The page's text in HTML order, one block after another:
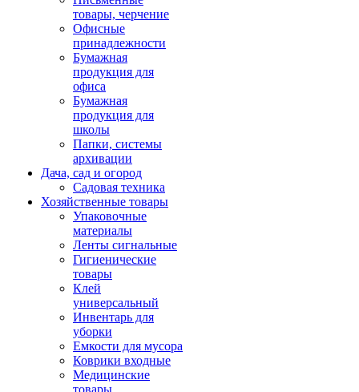
товары, черчение
Офисные
принадлежности
Бумажная
продукция для
офиса
Бумажная
продукция для
школы
Папки, системы
архивации
Дача, сад и огород
Садовая техника
Хозяйственные товары
Упаковочные
материалы
Ленты сигнальные
Гигиенические
товары
Клей
универсальный
Инвентарь для
уборки
Емкости для мусора
Коврики входные
Медицинские
товары